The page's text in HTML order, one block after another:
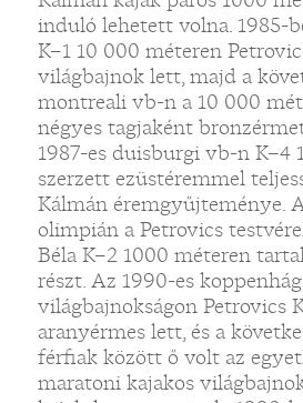
induló lehetett volna. 1985-
K–1 10 000 méteren
világbajnok lett, majd a
montreali vb-n a 10 000
négyes tagjaként
1987-es duisburgi vb-n K–4
szerzett ezüstéremmel
Kálmán éremgyűjteménye.
olimpián a Petrovics
Béla K–2 1000 méteren
részt. Az 1990-es
világbajnokságon Petrovics
aranyérmes lett, és a
férfiak között ő volt az
maratoni kajakos